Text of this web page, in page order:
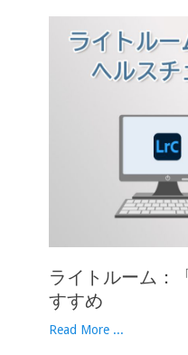
ライトルーム：
すすめ
Read More ...